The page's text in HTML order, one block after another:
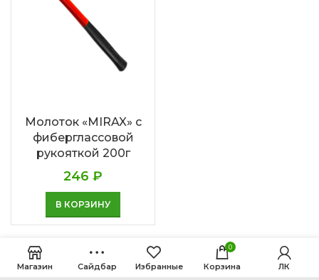
Молоток «MIRAX» с
фиберглассовой
рукояткой 200г
246 ₽
В КОРЗИНУ
Магазин Сайдбар Избранные
0
Корзина ЛК